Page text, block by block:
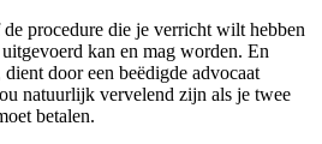
procedure die je verricht wilt hebben
kan en mag worden. En
door een beëdigde advocaat
natuurlijk vervelend zijn als je twee
betalen.